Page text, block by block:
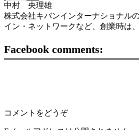
中村 央理雄
株式会社キバンインターナショナル
イン・ネットワークなど、創業時は
Facebook comments:
コメントをどうぞ